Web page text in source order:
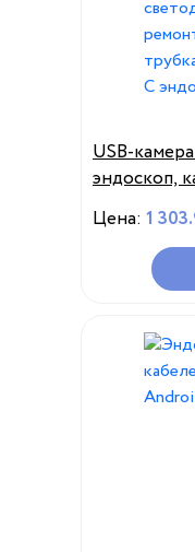
USB-
эндоскоп,
м, 10 м,
ремонта
осмотра
Цена: 1